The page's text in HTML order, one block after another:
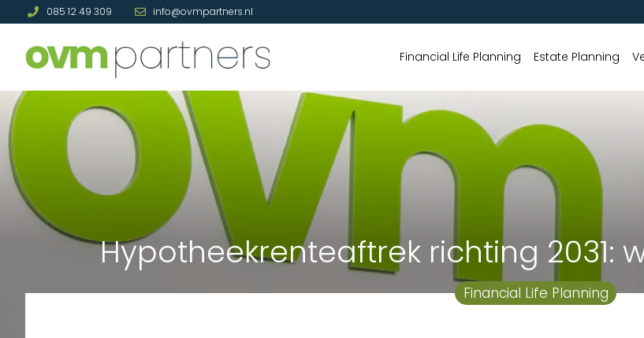
085 12 49 309 info@ovmpartners.nl
Financial Life Planning Estate Planning
Hypotheekrenteaftrek richting 2031:
Financial Life Planning